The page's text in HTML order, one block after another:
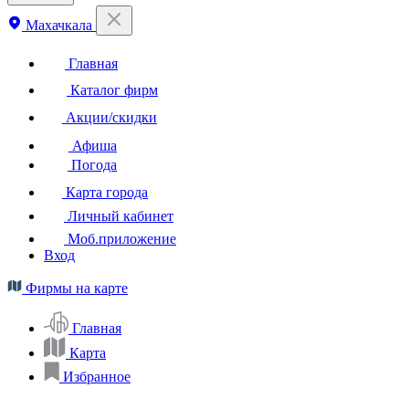
Махачкала
Главная
Каталог фирм
Акции/скидки
Афиша
Погода
Карта города
Личный кабинет
Моб.приложение
Вход
Фирмы на карте
Главная
Карта
Избранное